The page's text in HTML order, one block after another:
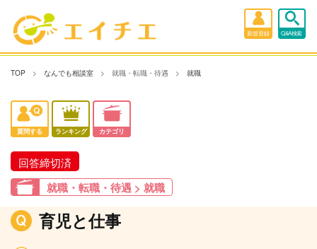
新規登録 Q&A検索
TOP なんでも相談室 就職・転職・待遇 就職
質問する ランキング カテゴリ
回答締切済
就職・転職・待遇 > 就職
育児と仕事